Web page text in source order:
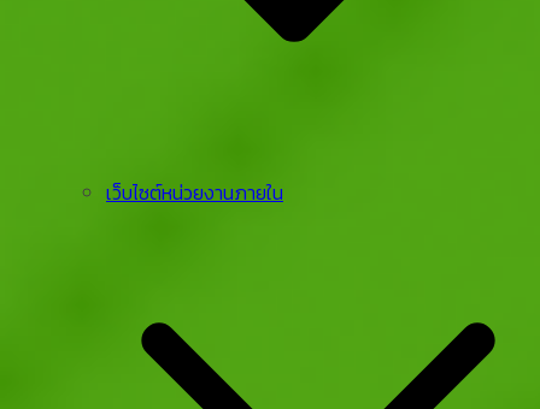
เว็บไซต์หน่วยงานภายใน